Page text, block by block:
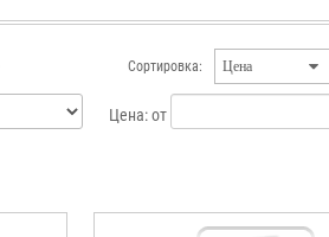
Сортировка:
Цена:от